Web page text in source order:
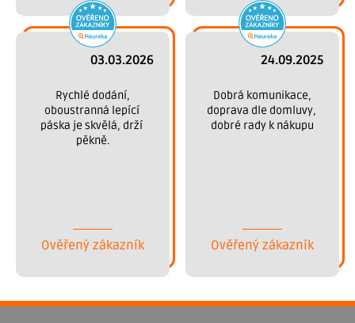
03.03.2026
oboustranná lepící
páska je skvělá, drží
pěkně.
Ověřený zákazník
24.09.2025
doprava dle domluvy,
dobré rady k nákupu
Ověřený zákazník